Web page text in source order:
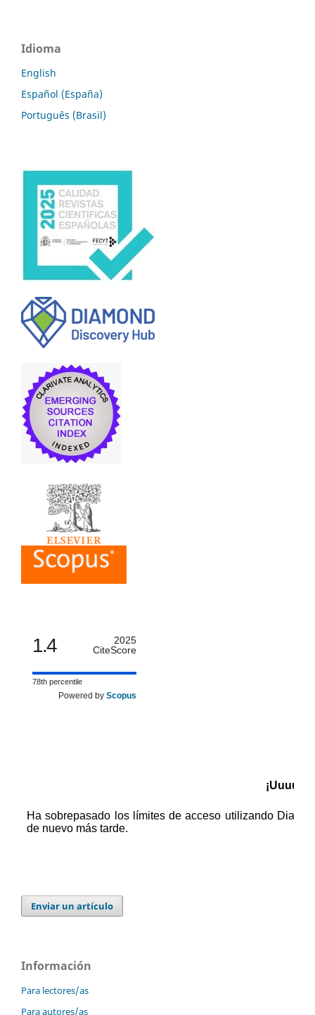
Idioma
English
Español (España)
Português (Brasil)
1.4
2025
CiteScore
78th percentile
Powered by Scopus
Enviar un artículo
Información
Para lectores/as
Para autores/as